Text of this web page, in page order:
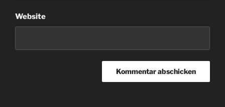
Website